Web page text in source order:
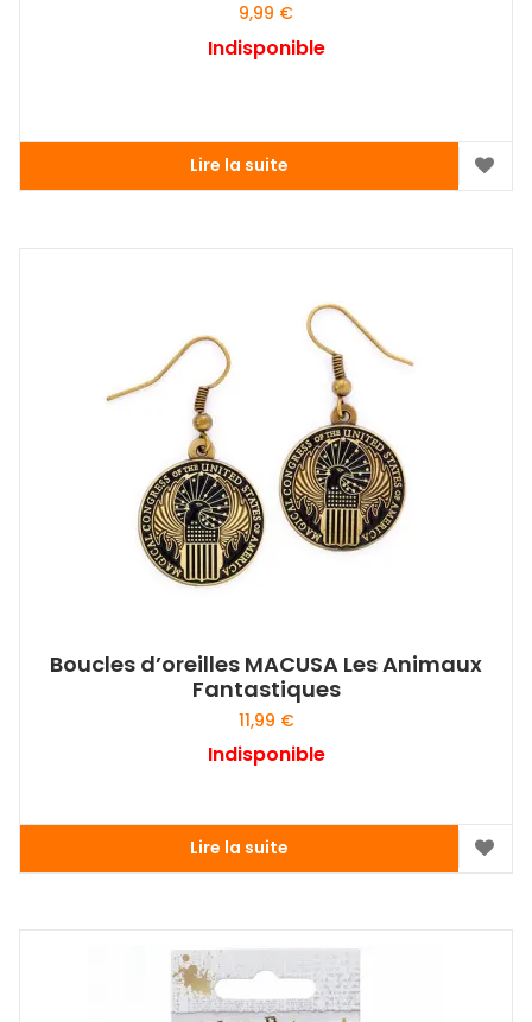
9,99 €
Indisponible
Lire la suite
Boucles d’oreilles MACUSA Les Animaux
Fantastiques
11,99 €
Indisponible
Lire la suite